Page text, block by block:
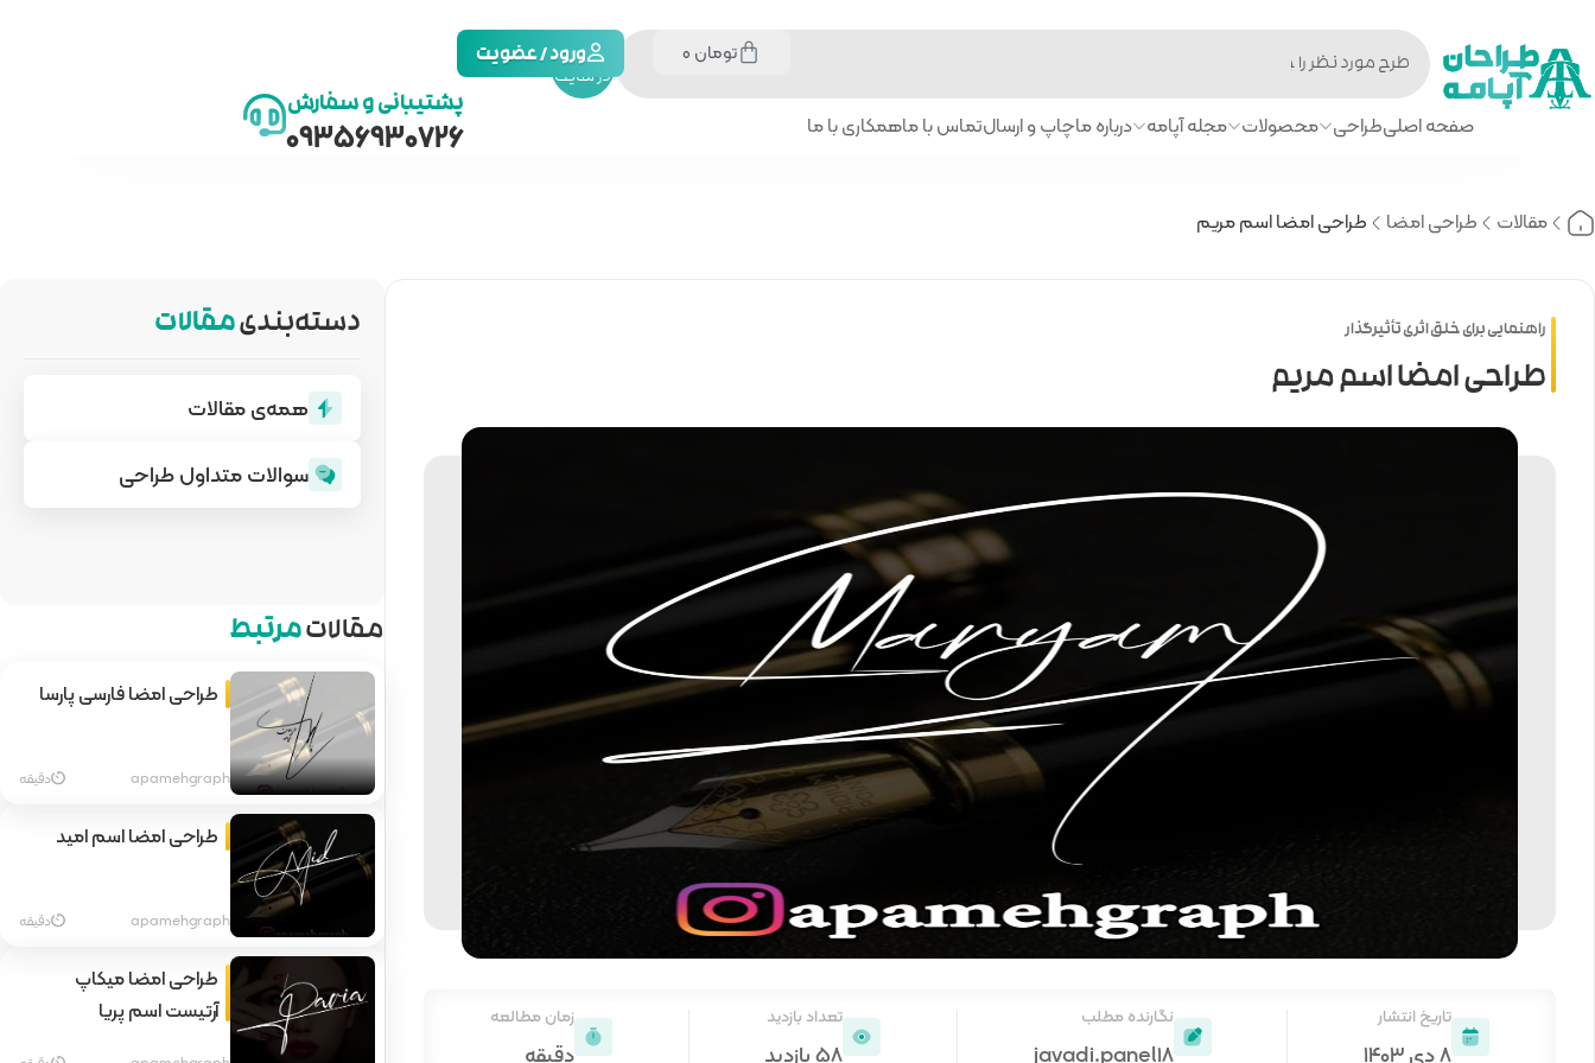
جستجو
در سایت
تومان ورود / عضویت
صفحه اصلیطراحی محصولات مجله آپامه درباره ماچاپ و ارسالتماس با ماهمکاری با ما
پشتیبانی و سفارش
09356930726
مقالات طراحی امضا طراحی امضا اسم مریم
طراحی امضا اسم مریم
راهنمایی برای خلق اثری تأثیرگذار
تاریخ انتشار
۸ دی ۱۴۰۳
نگارنده مطلب
javadi.panel18
تعداد بازدید
58 بازدید
زمان مطالعه
دقیقه
دسته‌بندیمقالات
همه‌ی مقالات
سوالات متداول طراحی
مقالاتمرتبط
طراحی امضا فارسی پارسا
apamehgraph دقیقه
طراحی امضا اسم امید
apamehgraph دقیقه
طراحی امضا میکاپ
آرتیست اسم پریا